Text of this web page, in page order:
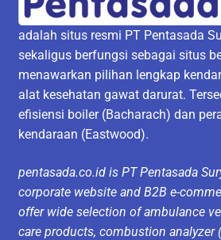
adalah situs resmi PT Pentasada
sekaligus berfungsi sebagai situs
menawarkan pilihan lengkap
alat kesehatan gawat darurat.
efisiensi boiler (Bacharach) dan
kendaraan (Eastwood).
pentasada.co.id is PT Pentasada
corporate website and B2B e-
offer wide selection of ambulance
care products, combustion analyzer